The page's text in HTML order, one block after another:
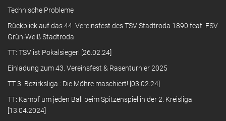
Technische Probleme
Rückblick auf das 44. Vereinsfest des TSV Stadtroda 1890 feat. FSV
Grün-Weiß Stadtroda
TT: TSV ist Pokalsieger! [26.02.24]
Einladung zum 43. Vereinsfest & Rasenturnier 2025
TT 3. Bezirksliga : Die Möhre maschiert! [03.02.24]
TT: Kampf um jeden Ball beim Spitzenspiel in der 2. Kreisliga
[13.04.2024]